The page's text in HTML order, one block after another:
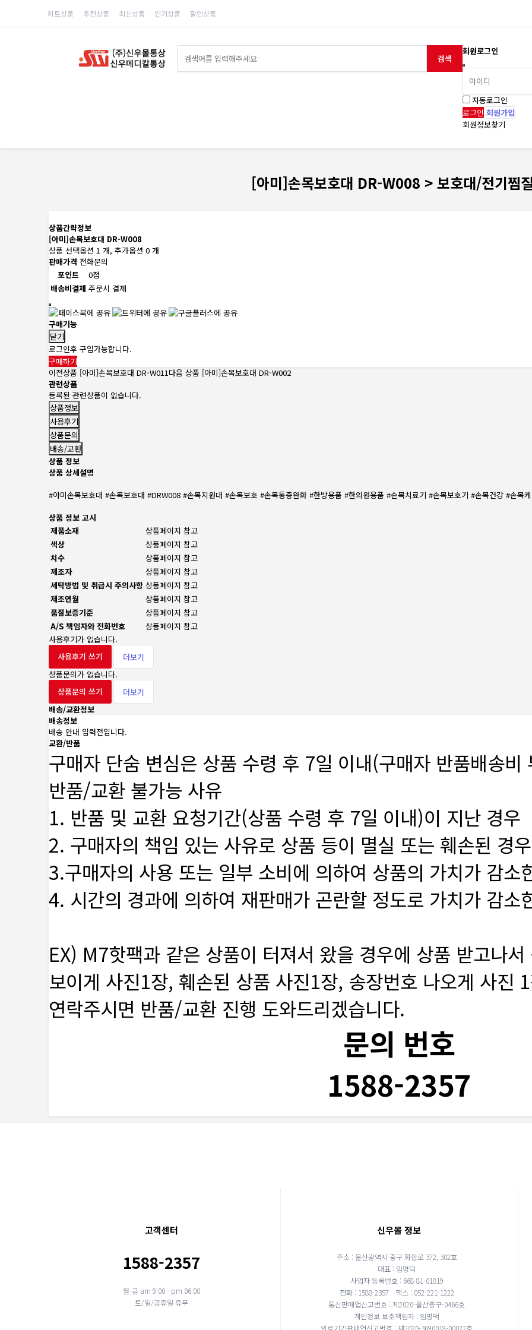
히트상품 추천상품 최신상품 인기상품 할인상품
검색
회원로그인
자동로그인
회원가입
회원정보찾기
[아미]손목보호대 DR-W008 > 보호대/전기찜
상품간략정보
[아미]손목보호대 DR-W008
상품 선택옵션 1 개, 추가옵션 0 개
판매가격 전화문의
포인트
0점
배송비결제 주문시 결제
구매기능
닫기
로그인후 구입가능합니다.
구매하기
이전상품 [아미]손목보호대 DR-W011다음 상품 [아미]손목보호대 DR-W002
관련상품
등록된 관련상품이 없습니다.
상품정보
사용후기
상품문의
배송/교환
상품 정보
상품 상세설명
#아미손목보호대 #손목보호대 #DRW008 #손목지원대 #손목보호 #손목통증완화 #한방용품 #한의원용품 #손목치료기 #손목보호기 #손목건강 #손목
상품 정보 고시
제품소재
상품페이지 참고
색상
상품페이지 참고
치수
상품페이지 참고
제조자
상품페이지 참고
세탁방법 및 취급시 주의사항 상품페이지 참고
제조연월
상품페이지 참고
품질보증기준
상품페이지 참고
A/S 책임자와 전화번호
상품페이지 참고
사용후기가 없습니다.
사용후기 쓰기
더보기
상품문의가 없습니다.
상품문의 쓰기
더보기
배송/교환정보
배송정보
배송 안내 입력전입니다.
교환/반품
구매자 단숨 변심은 상품 수령 후 7일 이내(구매자 반품배송비
반품/교환 불가능 사유
1. 반품 및 교환 요청기간(상품 수령 후 7일 이내)이 지난 경우
2. 구매자의 책임 있는 사유로 상품 등이 멸실 또는 훼손된 경우
3.구매자의 사용 또는 일부 소비에 의하여 상품의 가치가 감소
4. 시간의 경과에 의하여 재판매가 곤란할 정도로 가치가 감소
EX) M7핫팩과 같은 상품이 터져서 왔을 경우에 상품 받고나
보이게 사진1장, 훼손된 상품 사진1장, 송장번호 나오게 사진
연락주시면 반품/교환 진행 도와드리겠습니다.
문의 번호
1588-2357
고객센터
1588-2357
월-금 am 9:00 - pm 06:00
토/일/공휴일 휴무
신우몰 정보
주소 : 울산광역시 중구 화합로 372, 302호
대표 : 임명덕
사업자 등록번호 : 668-81-01819
전화 : 1588-2357
팩스 : 052-221-1222
통신판매업신고번호 : 제2020-울산중구-0466호
개인정보 보호책임자 : 임명덕
의료기기판매업신고번호 : 제2020-3690018-00022호